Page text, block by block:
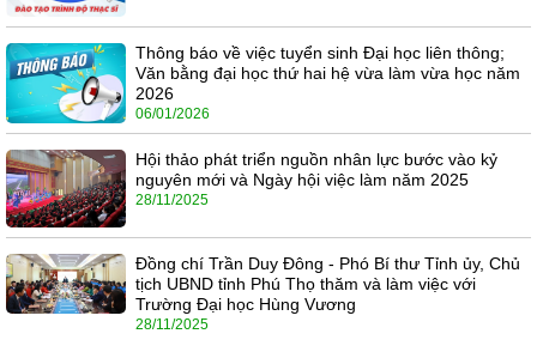
Thông báo về việc tuyển sinh Đại học liên thông;
Văn bằng đại học thứ hai hệ vừa làm vừa học năm
2026
06/01/2026
Hội thảo phát triển nguồn nhân lực bước vào kỷ
nguyên mới và Ngày hội việc làm năm 2025
28/11/2025
Đồng chí Trần Duy Đông - Phó Bí thư Tỉnh ủy, Chủ
tịch UBND tỉnh Phú Thọ thăm và làm việc với
Trường Đại học Hùng Vương
28/11/2025